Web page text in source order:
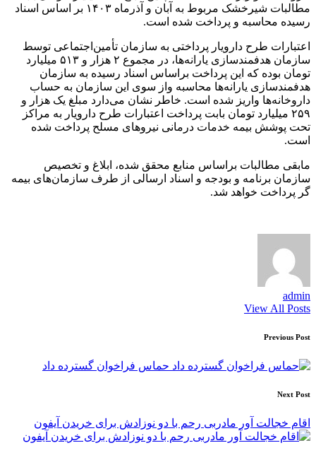
مطالبات شیرخشک مربوط به آبان و آذرماه ۱۴۰۳ بر اساس اسناد
رسیده محاسبه و پرداخت شده است.
اعتبارات طرح دارویار پرداختی به سازمان تأمین‌اجتماعی توسط
سازمان هدفمندسازی یارانه‌ها، در مجموع ۲ هزار و ۵۱۳ میلیارد
تومان بوده که این پرداخت براساس اسناد رسیده به سازمان
هدفمندسازی یارانه‌ها محاسبه واز سوی این سازمان به حساب
داروخانه‌ها واریز شده است. خاطر نشان می‌دارد مبلغ یک هزار و
۲۵۹ میلیارد تومان بابت پرداخت اعتبارات طرح دارویار به مراکز
تحت پوشش بیمه خدمات درمانی نیروهای مسلح پرداخت شده
است.
مابقی مطالبات براساس منابع محقق شده، ابلاغ و تخصیص
سازمان برنامه و بودجه و اسناد ارسالی از طرف سازمان‌های بیمه
گر پرداخت خواهد شد.
admin
View All Posts
Post
navigation
Previous Post
حماس فراخوان گسترده داد
Next Post
اقام خجالت آور مادربی رحم با دو نوزادش برای خریدن آیفون